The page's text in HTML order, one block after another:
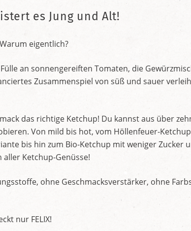
es Jung und Alt!
eigentlich?
an sonnengereiften Tomaten, die
Zusammenspiel von süß und sauer
das richtige Ketchup! Du kannst aus über
Von mild bis hot, vom Höllenfeuer-
bis hin zum Bio-Ketchup mit weniger Zucker
Ketchup-Genüsse!
ohne Geschmacksverstärker, ohne
nur FELIX!